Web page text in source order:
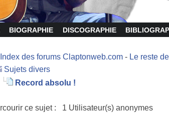
BIOGRAPHIE DISCOGRAPHIE
Index des forums Claptonweb.com - Le reste
Sujets divers
Record absolu !
ce sujet : 1 Utilisateur(s) anonymes